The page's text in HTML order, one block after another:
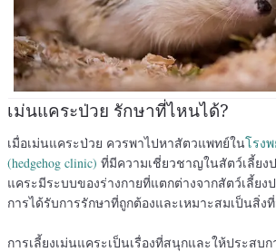
เม่นแคระป่วย รักษาที่ไหนได้?
เมื่อเม่นแคระป่วย ควรพาไปหาสัตวแพทย์ในโรง
(hedgehog clinic) ที่มีความเชี่ยวชาญในสัตว์เลี้ยง
แคระมีระบบของร่างกายที่แตกต่างจากสัตว์เลี้ยง
การได้รับการรักษาที่ถูกต้องและเหมาะสมเป็นสิ่
การเลี้ยงเม่นแคระเป็นเรื่องที่สนุกและให้ประสบ